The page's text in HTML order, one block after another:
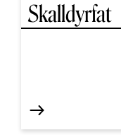
Skalldyrfat